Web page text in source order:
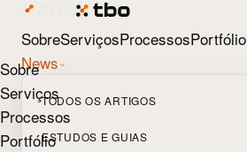
SobreServiçosProcessosPortfólio
News
TODOS OS ARTIGOS
ESTUDOS E GUIAS
Sobre
Serviços
Processos
Portfólio